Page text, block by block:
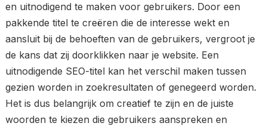
en uitnodigend te maken voor gebruikers. Door een
pakkende titel te creëren die de interesse wekt en
aansluit bij de behoeften van de gebruikers, vergroot je
de kans dat zij doorklikken naar je website. Een
uitnodigende SEO-titel kan het verschil maken tussen
gezien worden in zoekresultaten of genegeerd worden.
Het is dus belangrijk om creatief te zijn en de juiste
woorden te kiezen die gebruikers aanspreken en